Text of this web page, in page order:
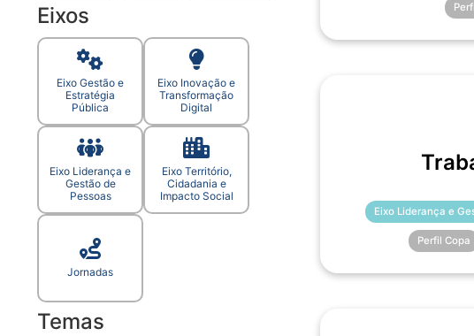
Eixos
Eixo Gestão e
Estratégia
Pública
Eixo Inovação e
Transformação
Digital
Eixo Liderança e
Gestão de
Pessoas
Eixo Território,
Cidadania e
Impacto Social
Jornadas
Temas
Eixo Liderança e
Perfil Copa